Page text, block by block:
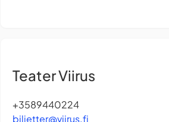
Teater Viirus
+3589440224
biljetter@viirus.fi